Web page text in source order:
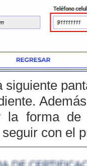
siguiente
la forma
con el